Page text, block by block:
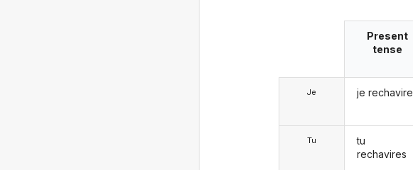
Je
Tu
Present
tense
je rechavire
tu
rechavires